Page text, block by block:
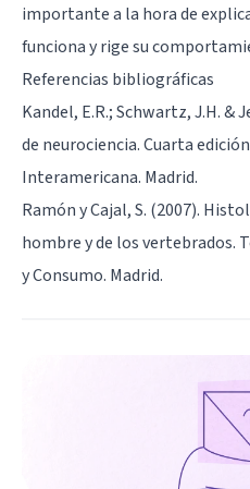
importante a la hora de
funciona y rige su
Referencias bibliográficas
Kandel, E.R.; Schwartz, J.H. &
de neurociencia. Cuarta
Interamericana. Madrid.
Ramón y Cajal, S. (2007).
hombre y de los vertebrados.
y Consumo. Madrid.